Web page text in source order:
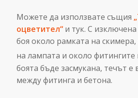
Можете да използвате същия
оцветител“и тук. С
боя около рамката на
на лампата и около фитингите
боята бъде засмукана, течът е
между фитинга и бетона.